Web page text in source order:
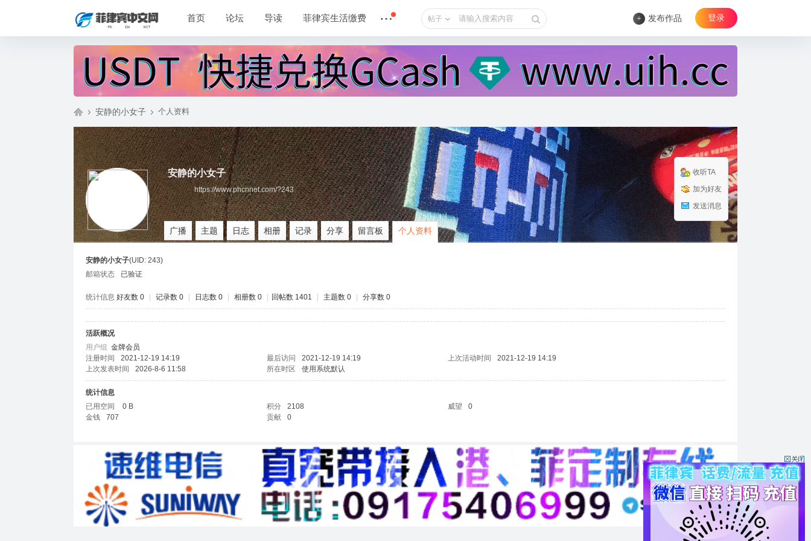
首页 论坛 导读 菲律宾生活缴费 帖子 + 发布作品 登录
菲›
安静的小女子
›
个人资料
收听TA
加为好友
发送消息
安静的小女子
https://www.phcnnet.com/?243
广播 主题 日志 相册 记录 分享 留言板 个人资料
安静的小女子(UID: 243)
邮箱状态
已验证
统计信息 好友数 0 记录数 0 日志数 0 相册数 0 回帖数 1401 主题数 0 分享数 0
活跃概况
用户组 金牌会员
注册时间
2021-12-19 14:19 最后访问 2021-12-19 14:19 上次活动时间
2021-12-19 14:19
上次发表时间
2026-8-6 11:58 所在时区 使用系统默认
统计信息
已用空间
0 B 积分 2108 威望
0
金钱
707 贡献 0